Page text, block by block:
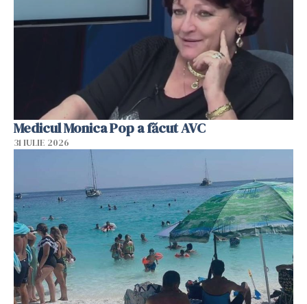
Medicul Monica Pop a făcut AVC
31 IULIE 2026